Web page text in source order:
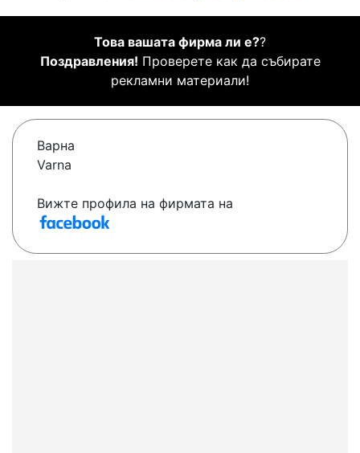
Това вашата фирма ли е??
Поздравления! Проверете как да събирате
рекламни материали!
Варна
Varna
Вижте профила на фирмата на